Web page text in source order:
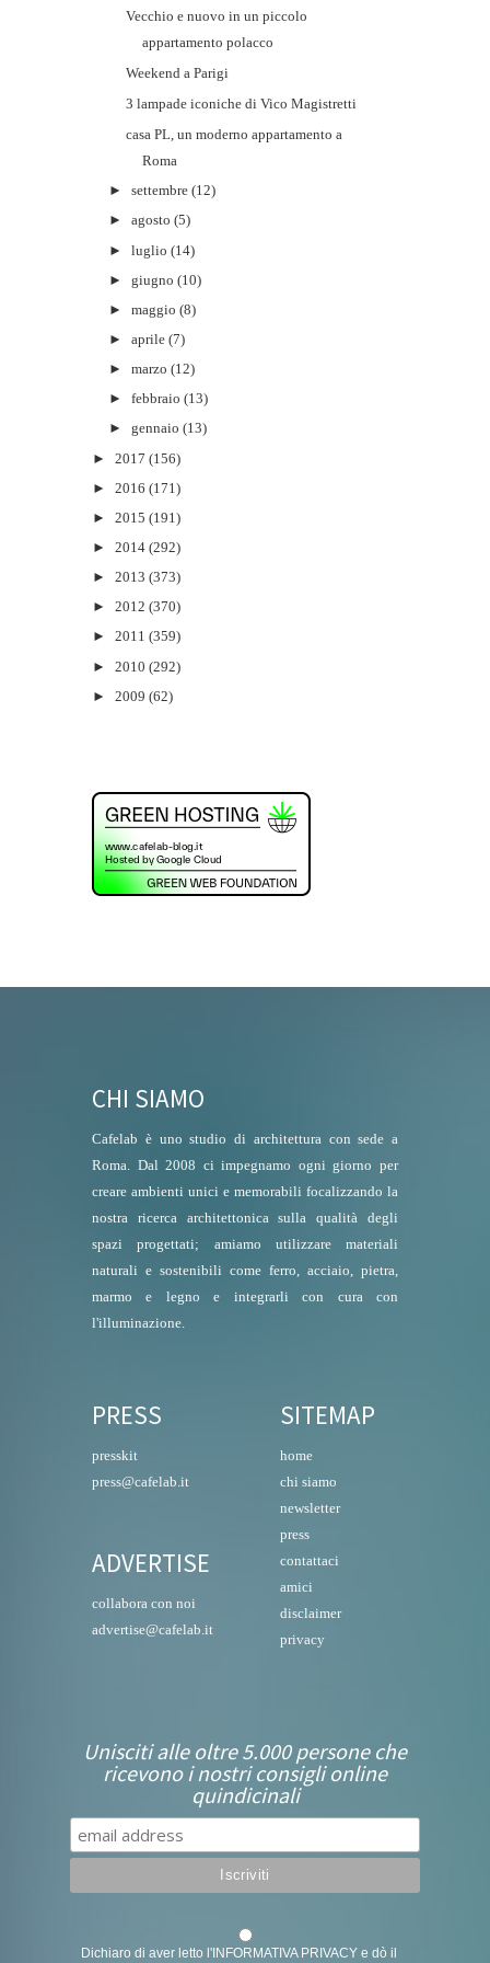
Vecchio e nuovo in un piccolo
appartamento polacco
Weekend a Parigi
3 lampade iconiche di Vico Magistretti
casa PL, un moderno appartamento a
Roma
►settembre (12)
►agosto (5)
►luglio (14)
►giugno (10)
►maggio (8)
►aprile (7)
►marzo (12)
►febbraio (13)
►gennaio (13)
► 2017 (156)
► 2016 (171)
► 2015 (191)
► 2014 (292)
► 2013 (373)
► 2012 (370)
► 2011 (359)
► 2010 (292)
► 2009 (62)
CHI SIAMO
Cafelab è uno studio di architettura con sede a
Roma. Dal 2008 ci impegnamo ogni giorno per
creare ambienti unici e memorabili focalizzando la
nostra ricerca architettonica sulla qualità degli
spazi progettati; amiamo utilizzare materiali
naturali e sostenibili come ferro, acciaio, pietra,
marmo e legno e integrarli con cura con
l'illuminazione.
PRESS
presskit
press@cafelab.it
ADVERTISE
collabora con noi
advertise@cafelab.it
SITEMAP
home
chi siamo
newsletter
press
contattaci
amici
disclaimer
privacy
Unisciti alle oltre 5.000 persone che
ricevono i nostri consigli online
quindicinali
Dichiaro di aver letto l'INFORMATIVA PRIVACY e dò il